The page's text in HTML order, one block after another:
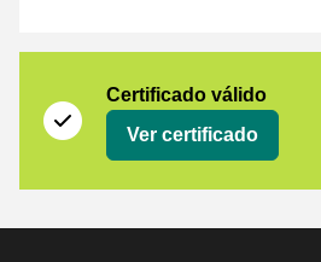
Certificado válido
Ver certificado